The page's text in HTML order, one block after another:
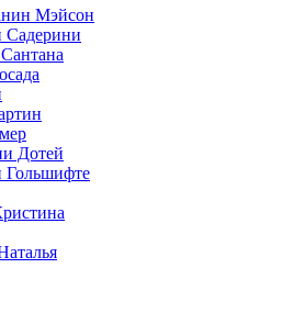
Мэйсон
Садерини
Дотей
Гольшифте